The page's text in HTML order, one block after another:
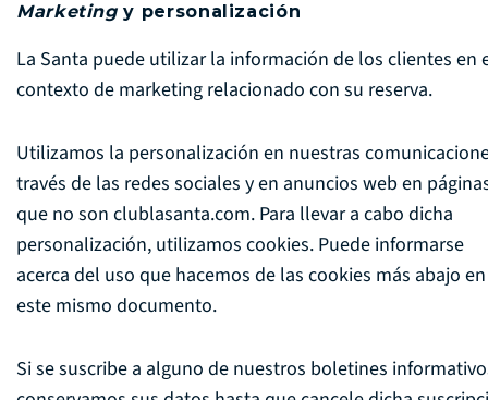
Marketingy personalización
La Santa puede utilizar la información de los clientes en
contexto de marketing relacionado con su reserva.
Utilizamos la personalización en nuestras
través de las redes sociales y en anuncios web en
que no son clublasanta.com. Para llevar a cabo dicha
personalización, utilizamos cookies. Puede informarse
acerca del uso que hacemos de las cookies más abajo en
este mismo documento.
Si se suscribe a alguno de nuestros boletines